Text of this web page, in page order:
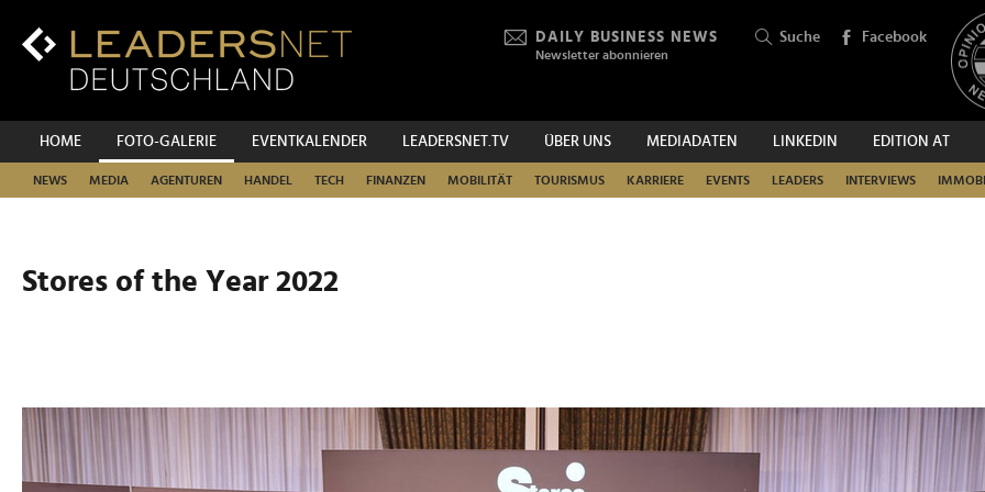
Inhalt
Hauptnavigation
DAILY BUSINESS NEWS
Newsletter abonnieren
Suche Facebook
HOME FOTO-GALERIE EVENTKALENDER LEADERSNET.TV ÜBER UNS MEDIADATEN LINKEDIN EDITION AT
NEWS MEDIA AGENTUREN HANDEL TECH FINANZEN MOBILITÄT TOURISMUS KARRIERE EVENTS LEADERS INTERVIEWS
SUCHEN
Stores of the Year 2022